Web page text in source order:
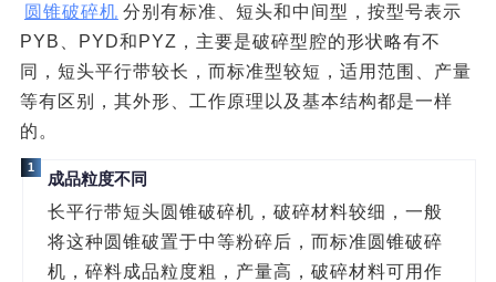
圆锥破碎机 分别有标准、短头和中间型，按型号表示
PYB、PYD和PYZ，主要是破碎型腔的形状略有不
同，短头平行带较长，而标准型较短，适用范围、产量
等有区别，其外形、工作原理以及基本结构都是一样
的。
1
成品粒度不同
长平行带短头圆锥破碎机，破碎材料较细，一般
将这种圆锥破置于中等粉碎后，而标准圆锥破碎
机，碎料成品粒度粗，产量高，破碎材料可用作